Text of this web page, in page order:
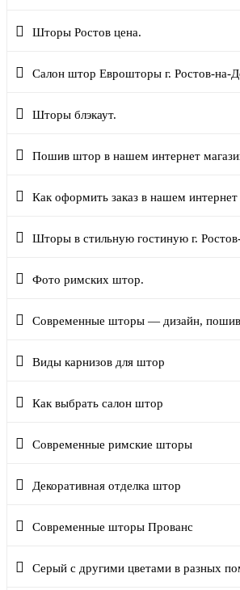
Шторы Ростов цена.
Салон штор Еврошторы г. Ростов-на-
Шторы блэкаут.
Пошив штор в нашем интернет
Как оформить заказ в нашем интернет
Шторы в стильную гостиную г.
Фото римских штор.
Современные шторы — дизайн,
Виды карнизов для штор
Как выбрать салон штор
Современные римские шторы
Декоративная отделка штор
Современные шторы Прованс
Серый с другими цветами в разных